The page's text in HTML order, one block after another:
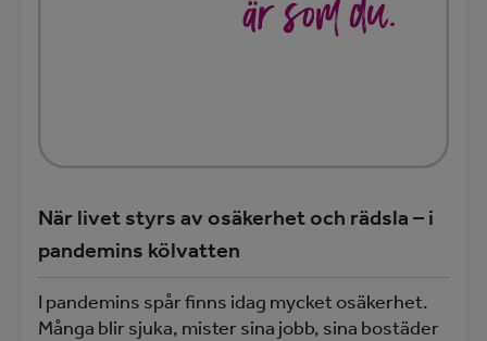
När livet styrs av osäkerhet och rädsla – i
pandemins kölvatten
I pandemins spår finns idag mycket osäkerhet.
Många blir sjuka, mister sina jobb, sina bostäder